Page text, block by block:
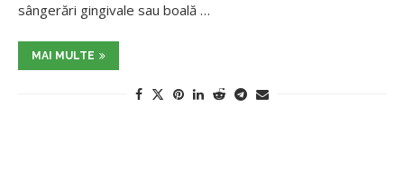
sângerări gingivale sau boală …
MAI MULTE